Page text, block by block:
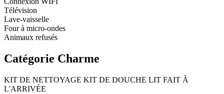
Télévision
Lave-vaisselle
Four à micro-ondes
Animaux refusés
Catégorie Charme
KIT DE NETTOYAGE KIT DE DOUCHE LIT FAIT À
L'ARRIVÉE